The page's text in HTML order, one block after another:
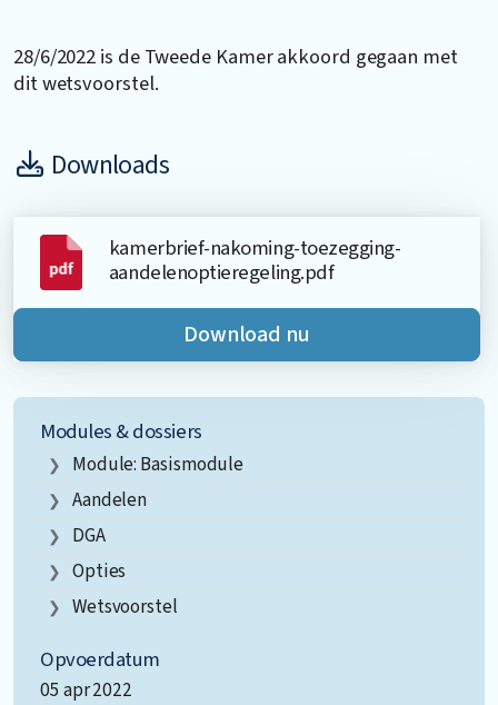
28/6/2022 is de Tweede Kamer akkoord gegaan met
dit wetsvoorstel.
Downloads
kamerbrief-nakoming-toezegging-
aandelenoptieregeling.pdf
Download nu
Modules & dossiers
Module: Basismodule
Aandelen
DGA
Opties
Wetsvoorstel
Opvoerdatum
05 apr 2022